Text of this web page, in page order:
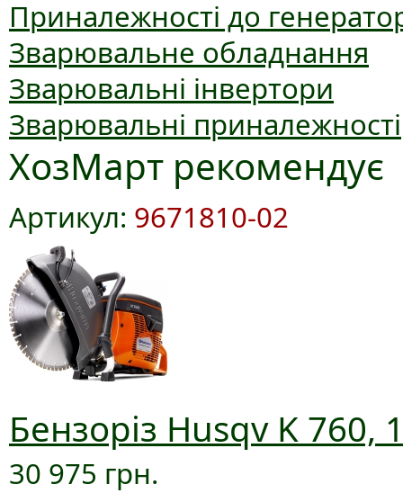
Приналежності до
Зварювальне обладнання
Зварювальні інвертори
Зварювальні приналежності
ХозМарт рекомендує
Артикул: 9671810-02
Бензоріз Husqv K 760,
30 975 грн.